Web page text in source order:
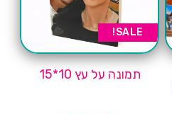
SALE!
תמונה על עץ 10*15